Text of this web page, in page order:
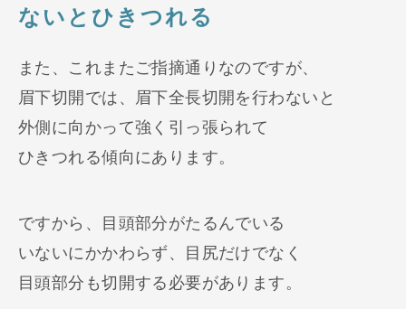
ないとひきつれる
また、これまたご指摘通りなのですが、
眉下切開では、眉下全長切開を行わないと
外側に向かって強く引っ張られて
ひきつれる傾向にあります。
ですから、目頭部分がたるんでいる
いないにかかわらず、目尻だけでなく
目頭部分も切開する必要があります。